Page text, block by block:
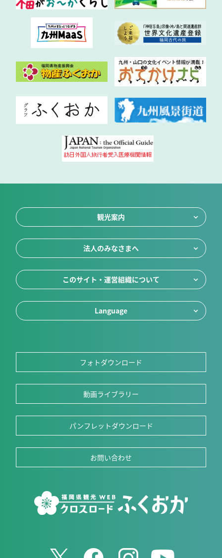
観光案内
法人のみなさまへ
このサイト・運営組織について
Language
フォトダウンロード
動画ライブラリー
パンフレットダウンロード
お問い合わせ